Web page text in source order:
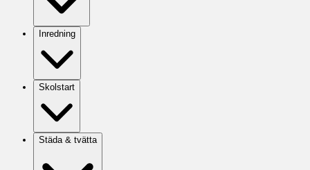
Inredning
Skolstart
Städa & tvätta